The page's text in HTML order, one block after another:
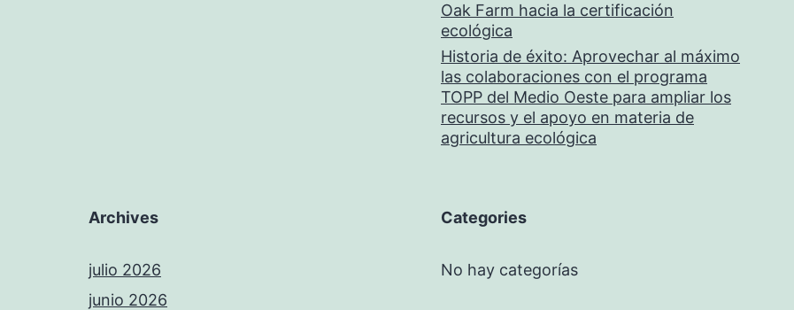
Oak Farm hacia la certificación
ecológica
Historia de éxito: Aprovechar al máximo
las colaboraciones con el programa
TOPP del Medio Oeste para ampliar los
recursos y el apoyo en materia de
agricultura ecológica
Archives
julio 2026
junio 2026
Categories
No hay categorías